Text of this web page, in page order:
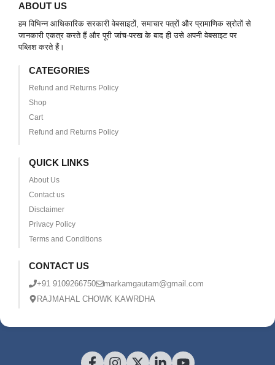
ABOUT US
हम विभिन्न आधिकारिक सरकारी वेबसाइटों, समाचार पत्रों और प्रामाणिक स्रोतों से
जानकारी एकत्र करते हैं और पूरी जांच-परख के बाद ही उसे अपनी वेबसाइट पर
पब्लिश करते हैं।
CATEGORIES
Refund and Returns Policy
Shop
Cart
Refund and Returns Policy
QUICK LINKS
About Us
Contact us
Disclaimer
Privacy Policy
Terms and Conditions
CONTACT US
+91 9109266750
markamgautam@gmail.com
RAJMAHAL CHOWK KAWRDHA